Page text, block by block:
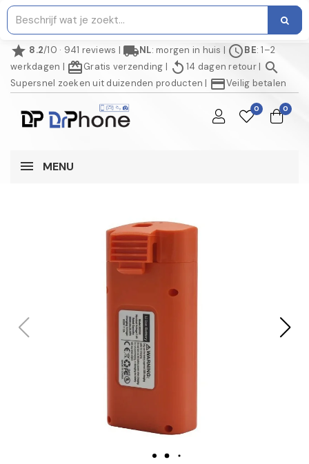
star 8.2/10 · 941 reviews | local_shippingNL: morgen in huis | scheduleBE: 1–2
werkdagen | redeemGratis verzending | replay 14 dagen retour| search
Supersnel zoeken uit duizenden producten | credit_cardVeilig betalen
0 0
MENU